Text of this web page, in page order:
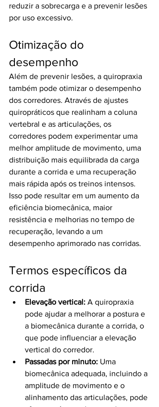
reduzir a sobrecarga e a prevenir lesões
por uso excessivo.
Otimização do
desempenho
Além de prevenir lesões, a quiropraxia
também pode otimizar o desempenho
dos corredores. Através de ajustes
quiropráticos que realinham a coluna
vertebral e as articulações, os
corredores podem experimentar uma
melhor amplitude de movimento, uma
distribuição mais equilibrada da carga
durante a corrida e uma recuperação
mais rápida após os treinos intensos.
Isso pode resultar em um aumento da
eficiência biomecânica, maior
resistência e melhorias no tempo de
recuperação, levando a um
desempenho aprimorado nas corridas.
Termos específicos da
corrida
Elevação vertical: A quiropraxia
pode ajudar a melhorar a postura e
a biomecânica durante a corrida, o
que pode influenciar a elevação
vertical do corredor.
Passadas por minuto: Uma
biomecânica adequada, incluindo a
amplitude de movimento e o
alinhamento das articulações, pode